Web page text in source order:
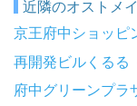
近隣のオストメ
京王府中ショッピ
再開発ビルくるる
府中グリーンプラ